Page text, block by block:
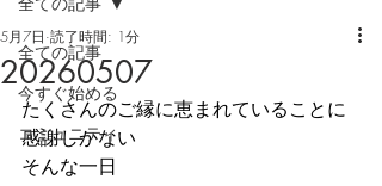
全ての記事
今すぐ始める
コミュニティ
20260507
5月7日 読了時間: 1分
たくさんのご縁に恵まれていることに
感謝しかない
そんな一日